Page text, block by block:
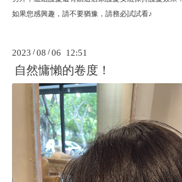
如果您感興趣，請不要猶豫，請務必試試看♪
2023 /08 /06 12:51
自然慵懶的卷度！